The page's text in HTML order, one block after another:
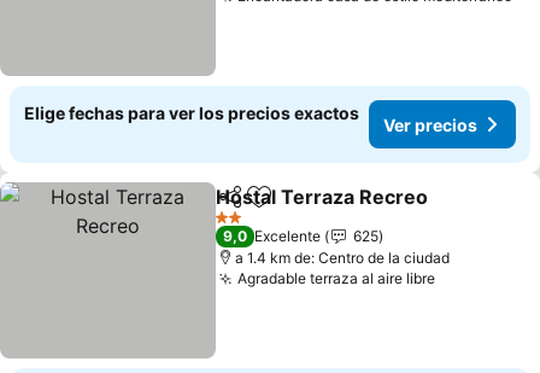
Elige fechas para ver los precios exactos
Ver precios
CompartirAgregar a favoritos
Hostal Terraza Recreo
2 Estrellas
9,0 Excelente
625
a 1.4 km de: Centro de la ciudad
Agradable terraza al aire libreVer precios